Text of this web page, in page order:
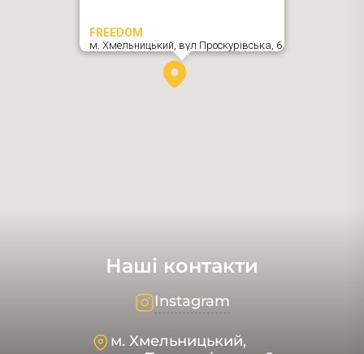
Наші контакти
Instagram
м. Хмельницький,
FREEDOM
м. Хмельницький, вул Проскурівська, 6,